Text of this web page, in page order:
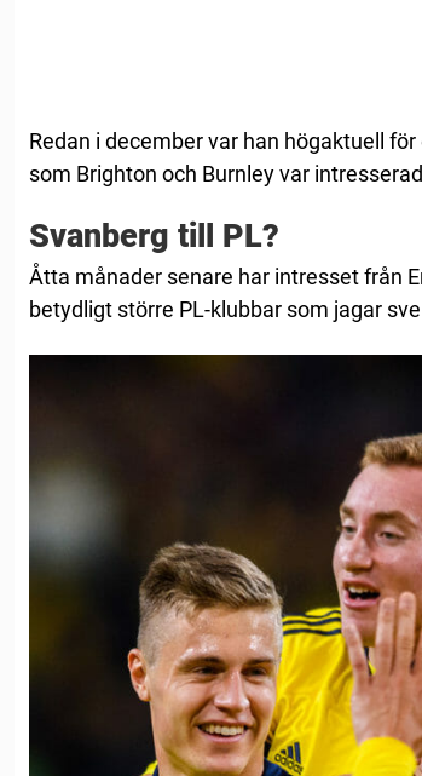
Redan i december var han högaktuell
som Brighton och Burnley var
Svanberg till PL?
Åtta månader senare har intresset från
betydligt större PL-klubbar som jagar